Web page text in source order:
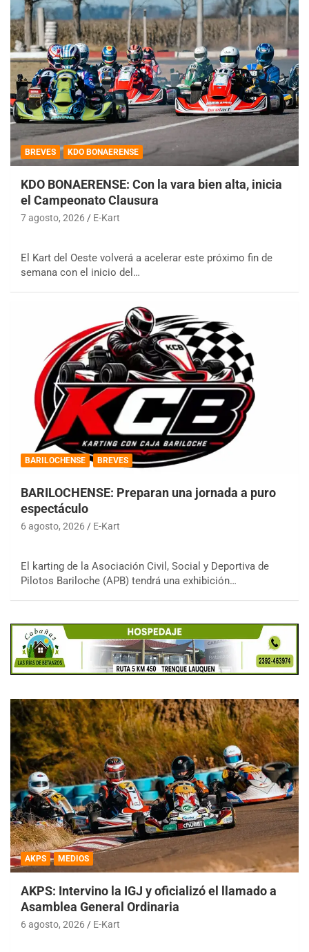
BREVES KDO BONAERENSE
KDO BONAERENSE: Con la vara bien alta, inicia
el Campeonato Clausura
7 agosto, 2026 E-Kart
El Kart del Oeste volverá a acelerar este próximo fin de
semana con el inicio del…
BARILOCHENSE BREVES
BARILOCHENSE: Preparan una jornada a puro
espectáculo
6 agosto, 2026 E-Kart
El karting de la Asociación Civil, Social y Deportiva de
Pilotos Bariloche (APB) tendrá una exhibición…
AKPS MEDIOS
AKPS: Intervino la IGJ y oficializó el llamado a
Asamblea General Ordinaria
6 agosto, 2026 E-Kart